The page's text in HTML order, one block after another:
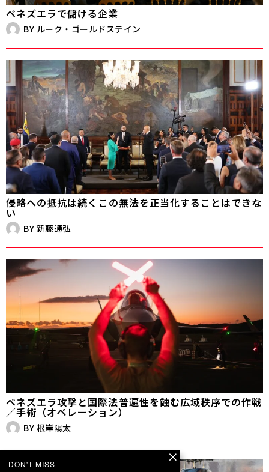
ベネズエラで儲ける企業
BY ルーク・ゴールドステイン
侵略への抵抗は続く――この無法を正当化することはできな
い
BY 新藤通弘
ベネズエラ攻撃と国際法――普遍性を蝕む広域秩序での作戦
／手術（オペレーション）
BY 根岸陽太
DON'T MISS